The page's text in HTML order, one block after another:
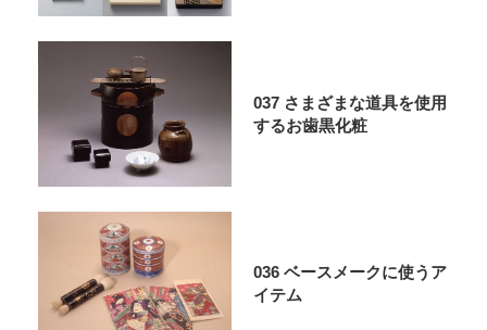
037 さまざまな道具を使用
するお歯黒化粧
036 ベースメークに使うア
イテム